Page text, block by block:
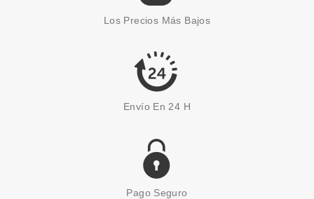
LABIAL FRESA SILVESTRE
PROTECTOR SOLAR SPF50+ 10
5.95€
Los Precios Más Bajos
Envío En 24 H
Pago Seguro